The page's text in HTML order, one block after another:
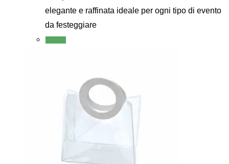
elegante e raffinata ideale per ogni tipo di evento
da festeggiare